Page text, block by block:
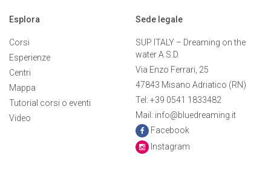
Esplora
Corsi
Esperienze
Centri
Mappa
Tutorial corsi o eventi
Video
Sede legale
SUP ITALY – Dreaming on the
water A.S.D.
Via Enzo Ferrari, 25
47843 Misano Adriatico (RN)
Tel: +39 0541 1833482
Mail: info@bluedreaming.it
Facebook
Instagram